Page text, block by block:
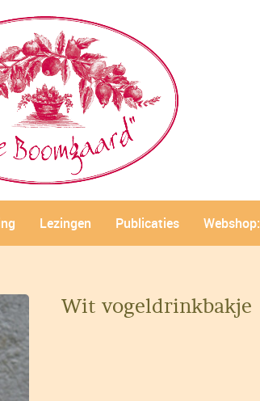
Lezingen Publicaties
Wit vogeldrinkbakje